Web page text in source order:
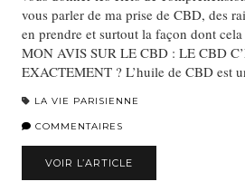
vous parler de ma prise de CBD, des
en prendre et surtout la façon dont
MON AVIS SUR LE CBD : LE CBD
EXACTEMENT ? L’huile de CBD est
LA VIE PARISIENNE
COMMENTAIRES
VOIR L’ARTICLE